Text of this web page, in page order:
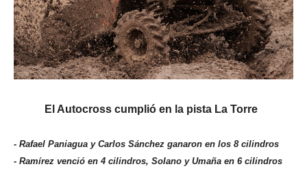
El Autocross cumplió en la pista La Torre
- Rafael Paniagua y Carlos Sánchez ganaron en los 8 cilindros
- Ramírez venció en 4 cilindros, Solano y Umaña en 6 cilindros